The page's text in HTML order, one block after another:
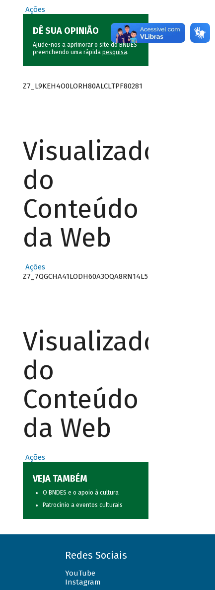
Ações
DÊ SUA OPINIÃO
Ajude-nos a aprimorar o site do BNDES
preenchendo uma rápida pesquisa.
Z7_L9KEH4O0LORH80ALCLTPF80281
Visualizador
do
Conteúdo
da Web
Ações
Z7_7QGCHA41LODH60A3OQA8RN14L5
Visualizador
do
Conteúdo
da Web
Ações
VEJA TAMBÉM
O BNDES e o apoio à cultura
Patrocínio a eventos culturais
Redes Sociais
YouTube
Instagram